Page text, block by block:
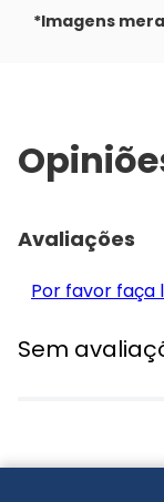
*Imagens
Avaliações
Por favor faça
Sem